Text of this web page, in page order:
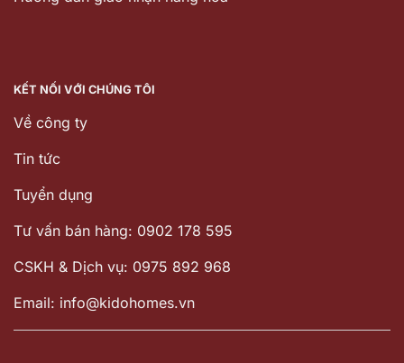
KẾT NỐI VỚI CHÚNG TÔI
Về công ty
Tin tức
Tuyển dụng
Tư vấn bán hàng: 0902 178 595
CSKH & Dịch vụ: 0975 892 968
Email: info@kidohomes.vn